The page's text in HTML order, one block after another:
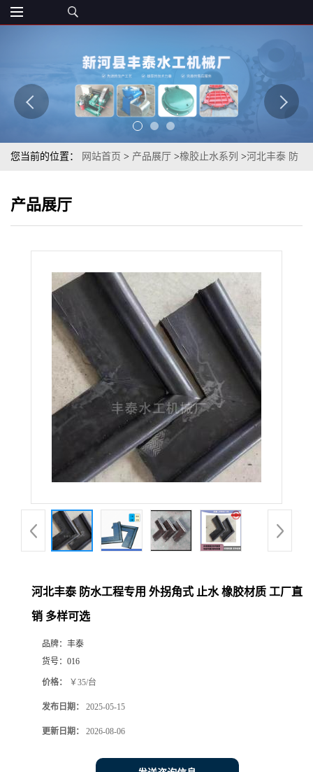
您当前的位置： 网站首页 > 产品展厅 >橡胶止水系列 >河北丰泰 防
产品展厅
河北丰泰 防水工程专用 外拐角式 止水 橡胶材质 工厂直
销 多样可选
品牌： 丰泰
货号： 016
价格： ￥35/台
发布日期： 2025-05-15
更新日期： 2026-08-06